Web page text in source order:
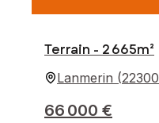
Terrain - 2 665m²
Lanmerin (22300
66 000 €